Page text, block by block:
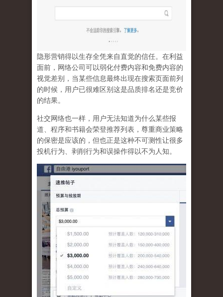
隐形营销得以生存全凭来自直觉的信任。在利益
面前，网络公司可以弱化付费内容和免费内容的
视觉差别，当某些信息最终出现在搜索页面前列
的时候，用户已很难区别这是品质排名还是竞价
的结果。
社交网络也一样， 用户无法知道为什么某些报
道、程序和书籍会荣登推荐列表，尊重商业策略
的保密是应该的，但也正是这种不可测性让很多
投机行为、剥削行为和误操作得以不为人知。